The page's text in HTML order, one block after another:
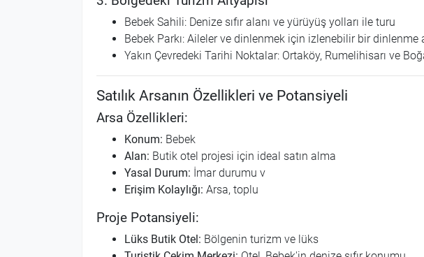
Bebek Sahili: Denize sıfır alanı ve yürüyüş yolları ile turu
Bebek Parkı: Aileler ve dinlenmek için izlenebilir bir dinlenme
Yakın Çevredeki Tarihi Noktalar: Ortaköy, Rumelihisarı ve
Satılık Arsanın Özellikleri ve Potansiyeli
Arsa Özellikleri:
Konum: Bebek
Alan: Butik otel projesi için ideal satın alma
Yasal Durum: İmar durumu v
Erişim Kolaylığı: Arsa, toplu
Proje Potansiyeli:
Lüks Butik Otel: Bölgenin turizm ve lüks